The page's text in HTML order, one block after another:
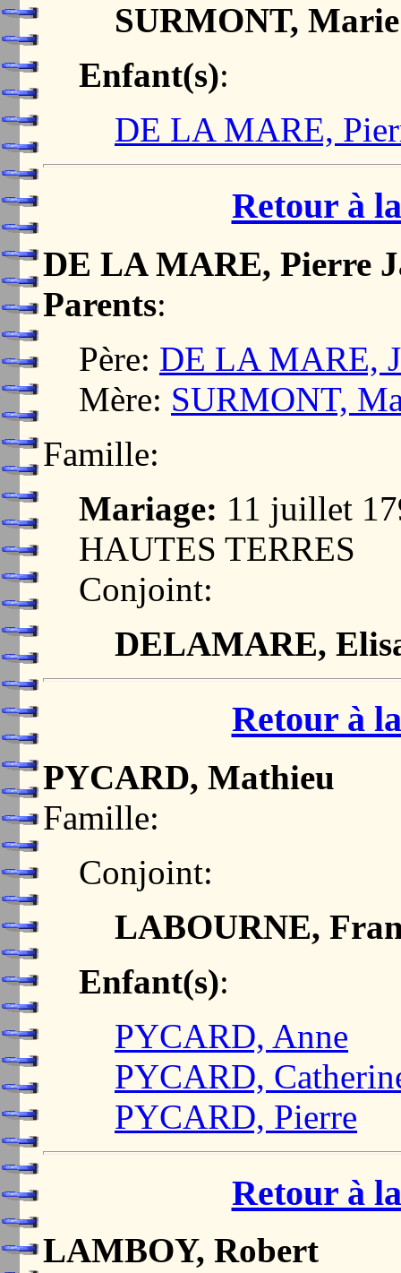
SURMONT,
Enfant(s):
DE LA MARE,
Retour à
DE LA MARE, Pierre
Parents:
Père: DE LA MARE,
Mère: SURMONT,
Famille:
Mariage: 11 juillet
HAUTES TERRES
Conjoint:
DELAMARE,
Retour à
PYCARD, Mathieu
Famille:
Conjoint:
LABOURNE,
Enfant(s):
PYCARD, Anne
PYCARD,
PYCARD, Pierre
Retour à
LAMBOY, Robert